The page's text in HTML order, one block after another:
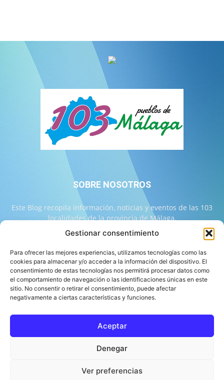
Gestionar consentimiento
Para ofrecer las mejores experiencias, utilizamos tecnologías como las
cookies para almacenar y/o acceder a la información del dispositivo. El
consentimiento de estas tecnologías nos permitirá procesar datos como
el comportamiento de navegación o las identificaciones únicas en este
sitio. No consentir o retirar el consentimiento, puede afectar
negativamente a ciertas características y funciones.
Aceptar
Denegar
Ver preferencias
SOBRE NOSOTROS
Este Blog recopila información, noticias y eventos de las 103
localidades de la provincia de Málaga.
Contáctanos: info@103malaga.com
SÍGUENOS
Equipo de 103 Málaga
Aviso Legal